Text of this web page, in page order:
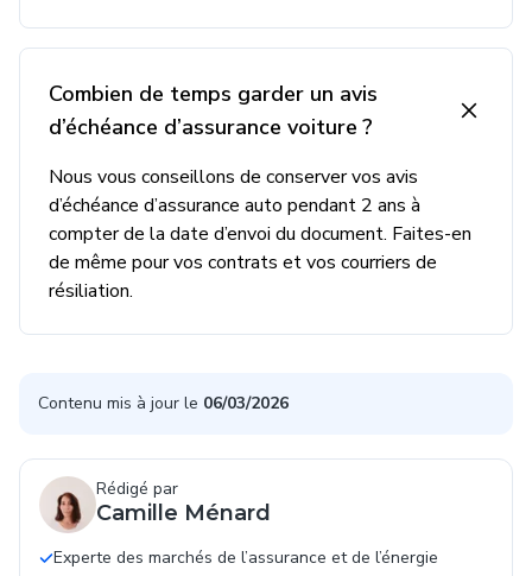
Combien de temps garder un avis
d’échéance d’assurance voiture ?
Nous vous conseillons de conserver vos avis
d’échéance d’assurance auto pendant 2 ans à
compter de la date d’envoi du document. Faites-en
de même pour vos contrats et vos courriers de
résiliation.
Contenu mis à jour le 06/03/2026
Rédigé par
Camille Ménard
Experte des marchés de l’assurance et de l’énergie